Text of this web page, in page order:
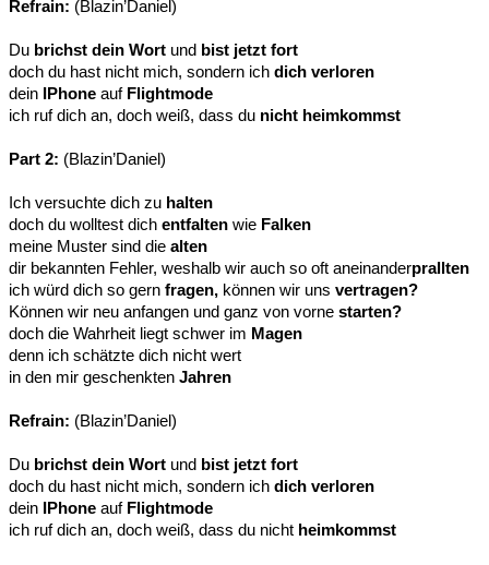
Refrain: (Blazin’Daniel)
Du brichst dein Wort und bist jetzt fort
doch du hast nicht mich, sondern ich dich verloren
dein IPhone auf Flightmode
ich ruf dich an, doch weiß, dass du nicht heimkommst
Part 2: (Blazin’Daniel)
Ich versuchte dich zu halten
doch du wolltest dich entfalten wie Falken
meine Muster sind die alten
dir bekannten Fehler, weshalb wir auch so oft aneinanderprallten
ich würd dich so gern fragen, können wir uns vertragen?
Können wir neu anfangen und ganz von vorne starten?
doch die Wahrheit liegt schwer im Magen
denn ich schätzte dich nicht wert
in den mir geschenkten Jahren
Refrain: (Blazin’Daniel)
Du brichst dein Wort und bist jetzt fort
doch du hast nicht mich, sondern ich dich verloren
dein IPhone auf Flightmode
ich ruf dich an, doch weiß, dass du nicht heimkommst